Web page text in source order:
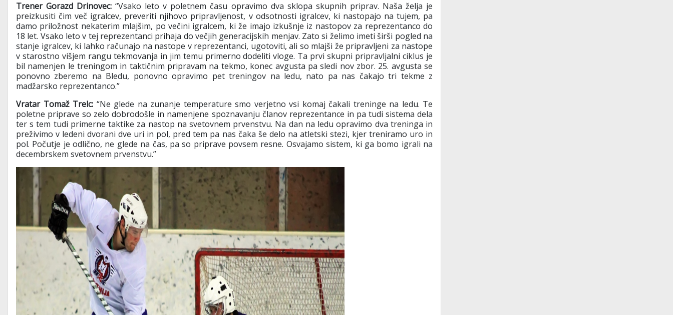
Trener Gorazd Drinovec: “Vsako leto v poletnem času opravimo dva sklopa skupnih priprav. Naša želja je
preizkusiti čim več igralcev, preveriti njihovo pripravljenost, v odsotnosti igralcev, ki nastopajo na tujem, pa
damo priložnost nekaterim mlajšim, po večini igralcem, ki že imajo izkušnje iz nastopov za reprezentanco do
18 let. Vsako leto v tej reprezentanci prihaja do večjih generacijskih menjav. Zato si želimo imeti širši pogled na
stanje igralcev, ki lahko računajo na nastope v reprezentanci, ugotoviti, ali so mlajši že pripravljeni za nastope
v starostno višjem rangu tekmovanja in jim temu primerno dodeliti vloge. Ta prvi skupni pripravljalni ciklus je
bil namenjen le treningom in taktičnim pripravam na tekmo, konec avgusta pa sledi nov zbor. 25. avgusta se
ponovno zberemo na Bledu, ponovno opravimo pet treningov na ledu, nato pa nas čakajo tri tekme z
madžarsko reprezentanco.”
Vratar Tomaž Trelc: “Ne glede na zunanje temperature smo verjetno vsi komaj čakali treninge na ledu. Te
poletne priprave so zelo dobrodošle in namenjene spoznavanju članov reprezentance in pa tudi sistema dela
ter s tem tudi primerne taktike za nastop na svetovnem prvenstvu. Na dan na ledu opravimo dva treninga in
preživimo v ledeni dvorani dve uri in pol, pred tem pa nas čaka še delo na atletski stezi, kjer treniramo uro in
pol. Počutje je odlično, ne glede na čas, pa so priprave povsem resne. Osvajamo sistem, ki ga bomo igrali na
decembrskem svetovnem prvenstvu.”